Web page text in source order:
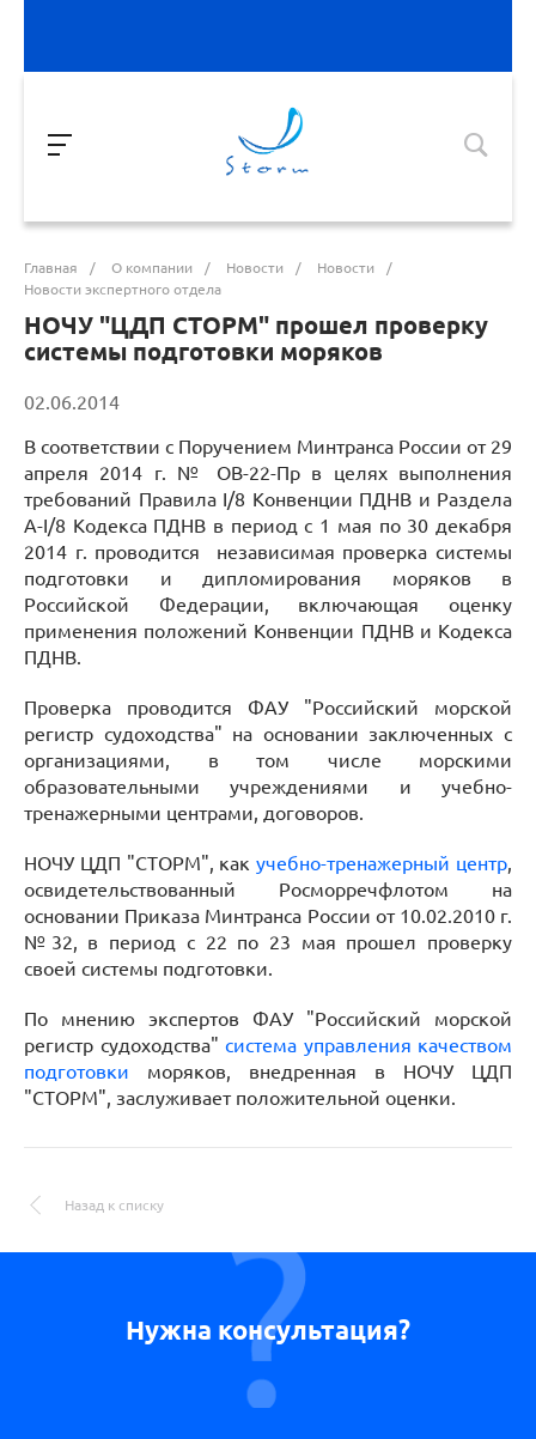
Главная / О компании / Новости / Новости
/
Новости экспертного отдела
НОЧУ "ЦДП СТОРМ" прошел проверку
системы подготовки моряков
02.06.2014
В соответствии с Поручением Минтранса России от 29
апреля 2014 г. № ОВ-22-Пр в целях выполнения
требований Правила I/8 Конвенции ПДНВ и Раздела
A-I/8 Кодекса ПДНВ в период с 1 мая по 30 декабря
2014 г. проводится независимая проверка системы
подготовки и дипломирования моряков в
Российской Федерации, включающая оценку
применения положений Конвенции ПДНВ и Кодекса
ПДНВ.
Проверка проводится ФАУ "Российский морской
регистр судоходства" на основании заключенных с
организациями, в том числе морскими
образовательными учреждениями и учебно-
тренажерными центрами, договоров.
НОЧУ ЦДП "СТОРМ", какучебно-тренажерный центр,
освидетельствованный Росморречфлотом на
основании Приказа Минтранса России от 10.02.2010 г.
№32, в период с 22 по 23 мая прошел проверку
своей системы подготовки.
По мнению экспертов ФАУ "Российский морской
регистр судоходства" система управления качеством
подготовки моряков, внедренная в НОЧУ ЦДП
"СТОРМ", заслуживает положительной оценки.
Назад к списку
Нужна консультация?